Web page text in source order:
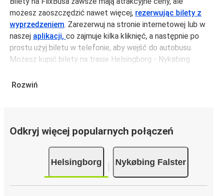
możesz zaoszczędzić nawet więcej, rezerwując bilety z
wyprzedzeniem. Zarezerwuj na stronie internetowej lub w
naszej aplikacji, co zajmuje kilka kliknięć, a następnie po
prostu użyj biletu w telefonie, aby wejść do autobusu.
Możesz kupić bilety na trasie Helsingborg - Nykøbing
wyprzedzeniem lub na tygodniu, unikając weekendów i
i może zająćjedynie 4 godziny 20 min.
Podróż autobusemma mniejszy wpływ na środowisko
Rozwiń
Odkryj więcej popularnych połączeń
Helsingborg Nykøbing Falster